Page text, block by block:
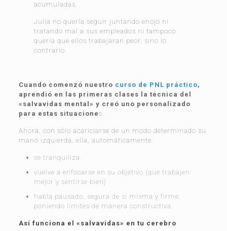
acumuladas.
Julia no quería seguir juntando enojo ni
tratando mal a sus empleados ni tampoco
quería que ellos trabajaran peor, sino lo
contrario.
Cuando comenzó nuestro curso de PNL práctico,
aprendió en las primeras clases la técnica del
«salvavidas mental» y creó uno personalizado
para estas situacione s.
Ahora, con sólo acariciarse de un modo determinado su
mano izquierda, ella, automáticamente:
se tranquiliza.
vuelve a enfocarse en su objetivo (que trabajen
mejor y sentirse bien)
habla pausado, segura de sí misma y firme,
poniendo límites de manera constructiva.
Así funciona el «salvavidas» en tu cerebro